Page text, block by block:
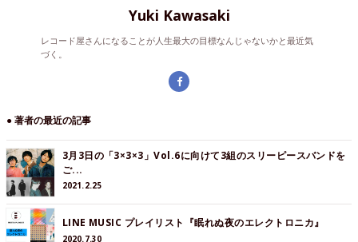
Yuki Kawasaki
レコード屋さんになることが人生最大の目標なんじゃないかと最近気
づく。
● 著者の最近の記事
3月3日の「3×3×3」Vol.6に向けて3組のスリーピースバンドを
ご...
2021.2.25
LINE MUSIC プレイリスト『眠れぬ夜のエレクトロニカ』
2020.7.30